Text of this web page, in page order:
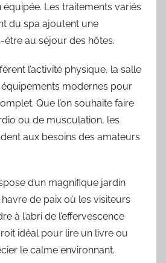
Les traitements variés
du spa ajoutent une
être au séjour des hôtes.
l’activité physique, la salle
modernes pour
Que l’on souhaite faire
ou de musculation, les
aux besoins des amateurs
d’un magnifique jardin
de paix où les visiteurs
à l’abri de l’effervescence
idéal pour lire un livre ou
le calme environnant.